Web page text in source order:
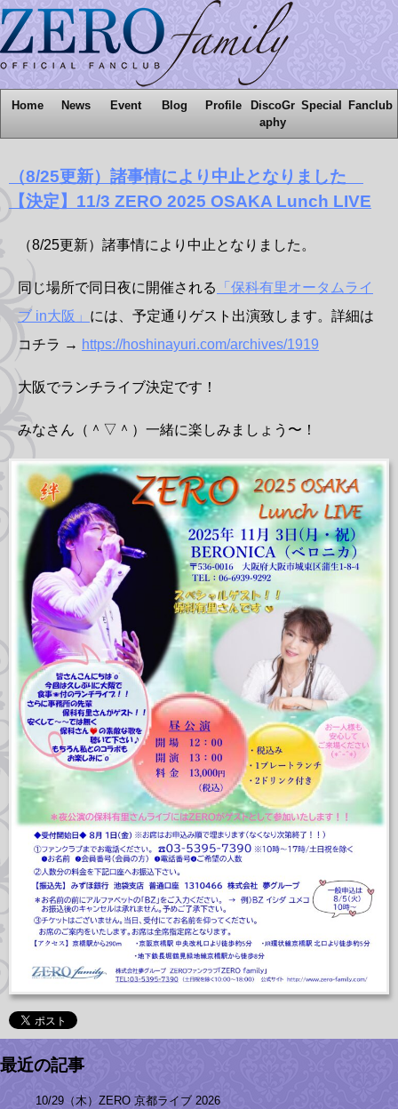
Home News Event Blog Profile
DiscoGr
aphy
Special Fanclub
（8/25更新）諸事情により中止となりました
【決定】11/3 ZERO 2025 OSAKA Lunch LIVE
（8/25更新）諸事情により中止となりました。
同じ場所で同日夜に開催される
「保科有里オータムライ
ブ in大阪」 には、予定通りゲスト出演致します。詳細は
コチラ → https://hoshinayuri.com/archives/1919
大阪でランチライブ決定です！
みなさん（＾▽＾）一緒に楽しみましょう〜！
最近の記事
10/29（木）ZERO 京都ライブ 2026